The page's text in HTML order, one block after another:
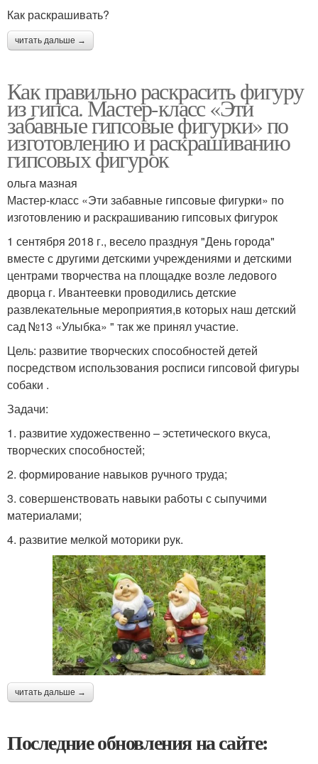
Как раскрашивать?
читать дальше →
Как правильно раскрасить фигуру
из гипса. Мастер-класс «Эти
забавные гипсовые фигурки» по
изготовлению и раскрашиванию
гипсовых фигурок
ольга мазная
Мастер-класс «Эти забавные гипсовые фигурки» по
изготовлению и раскрашиванию гипсовых фигурок
1 сентября 2018 г., весело празднуя "День города"
вместе с другими детскими учреждениями и детскими
центрами творчества на площадке возле ледового
дворца г. Ивантеевки проводились детские
развлекательные мероприятия,в которых наш детский
сад №13 «Улыбка» " так же принял участие.
Цель: развитие творческих способностей детей
посредством использования росписи гипсовой фигуры
собаки .
Задачи:
1. развитие художественно – эстетического вкуса,
творческих способностей;
2. формирование навыков ручного труда;
3. совершенствовать навыки работы с сыпучими
материалами;
4. развитие мелкой моторики рук.
читать дальше →
Последние обновления на сайте: